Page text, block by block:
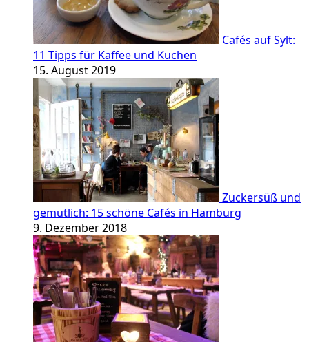
Cafés auf Sylt:
11 Tipps für Kaffee und Kuchen
15. August 2019
Zuckersüß und
gemütlich: 15 schöne Cafés in Hamburg
9. Dezember 2018